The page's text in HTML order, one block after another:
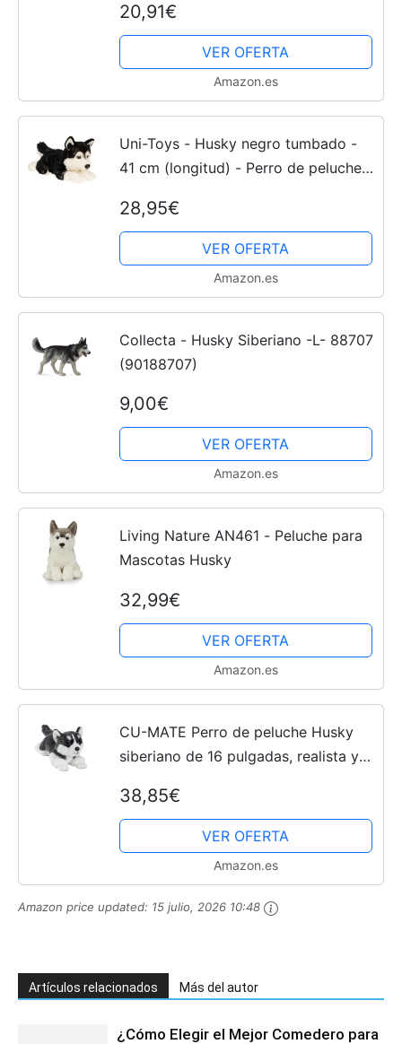
Cachorros
20,91€
VER OFERTA
Amazon.es
Uni-Toys - Husky negro tumbado -
41 cm (longitud) - Perro de peluche -
28,95€
VER OFERTA
Amazon.es
Collecta - Husky Siberiano -L- 88707
(90188707)
9,00€
VER OFERTA
Amazon.es
Living Nature AN461 - Peluche para
Mascotas Husky
32,99€
VER OFERTA
Amazon.es
CU-MATE Perro de peluche Husky
siberiano de 16 pulgadas, realista y
juguete de peluche para cachorros,
regalo para niños y niñas
38,85€
VER OFERTA
Amazon.es
Amazon price updated: 15 julio, 2026 10:48
Artículos relacionados Más del autor
¿Cómo Elegir el Mejor Comedero para